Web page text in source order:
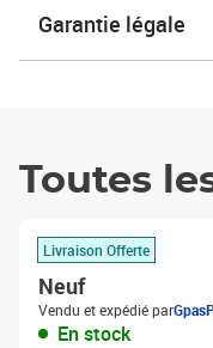
Garantie légale
Toutes
Livraison Offerte
Neuf
Vendu et expédié par
En stock